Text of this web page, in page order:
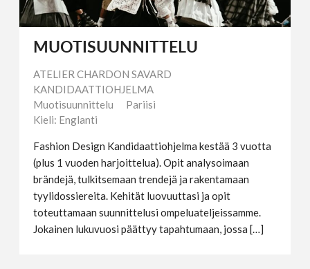
MUOTISUUNNITTELU
ATELIER CHARDON SAVARD
KANDIDAATTIOHJELMA
Muotisuunnittelu
Pariisi
Kieli: Englanti
Fashion Design Kandidaattiohjelma kestää 3 vuotta
(plus 1 vuoden harjoittelua). Opit analysoimaan
brändejä, tulkitsemaan trendejä ja rakentamaan
tyylidossiereita. Kehität luovuuttasi ja opit
toteuttamaan suunnittelusi ompeluateljeissamme.
Jokainen lukuvuosi päättyy tapahtumaan, jossa […]